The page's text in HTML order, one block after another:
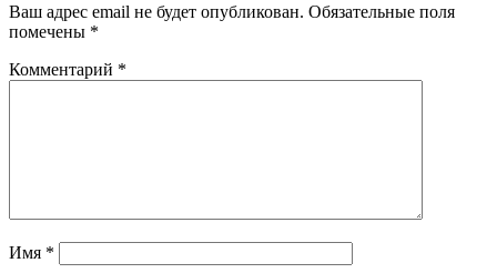
Ваш адрес email не будет опубликован. Обязательные поля
помечены *
Комментарий *
Имя *